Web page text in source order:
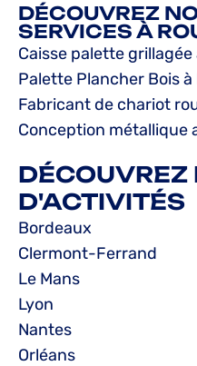
DÉCOUVREZ
SERVICES À
Caisse palette grillagée
Palette Plancher Bois à
Fabricant de chariot
Conception métallique
DÉCOUVREZ
D'ACTIVITÉS
Bordeaux
Clermont-Ferrand
Le Mans
Lyon
Nantes
Orléans